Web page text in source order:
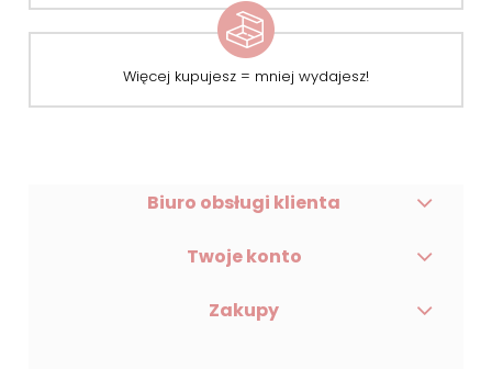
Więcej kupujesz = mniej wydajesz!
Biuro obsługi klienta
Twoje konto
Zakupy